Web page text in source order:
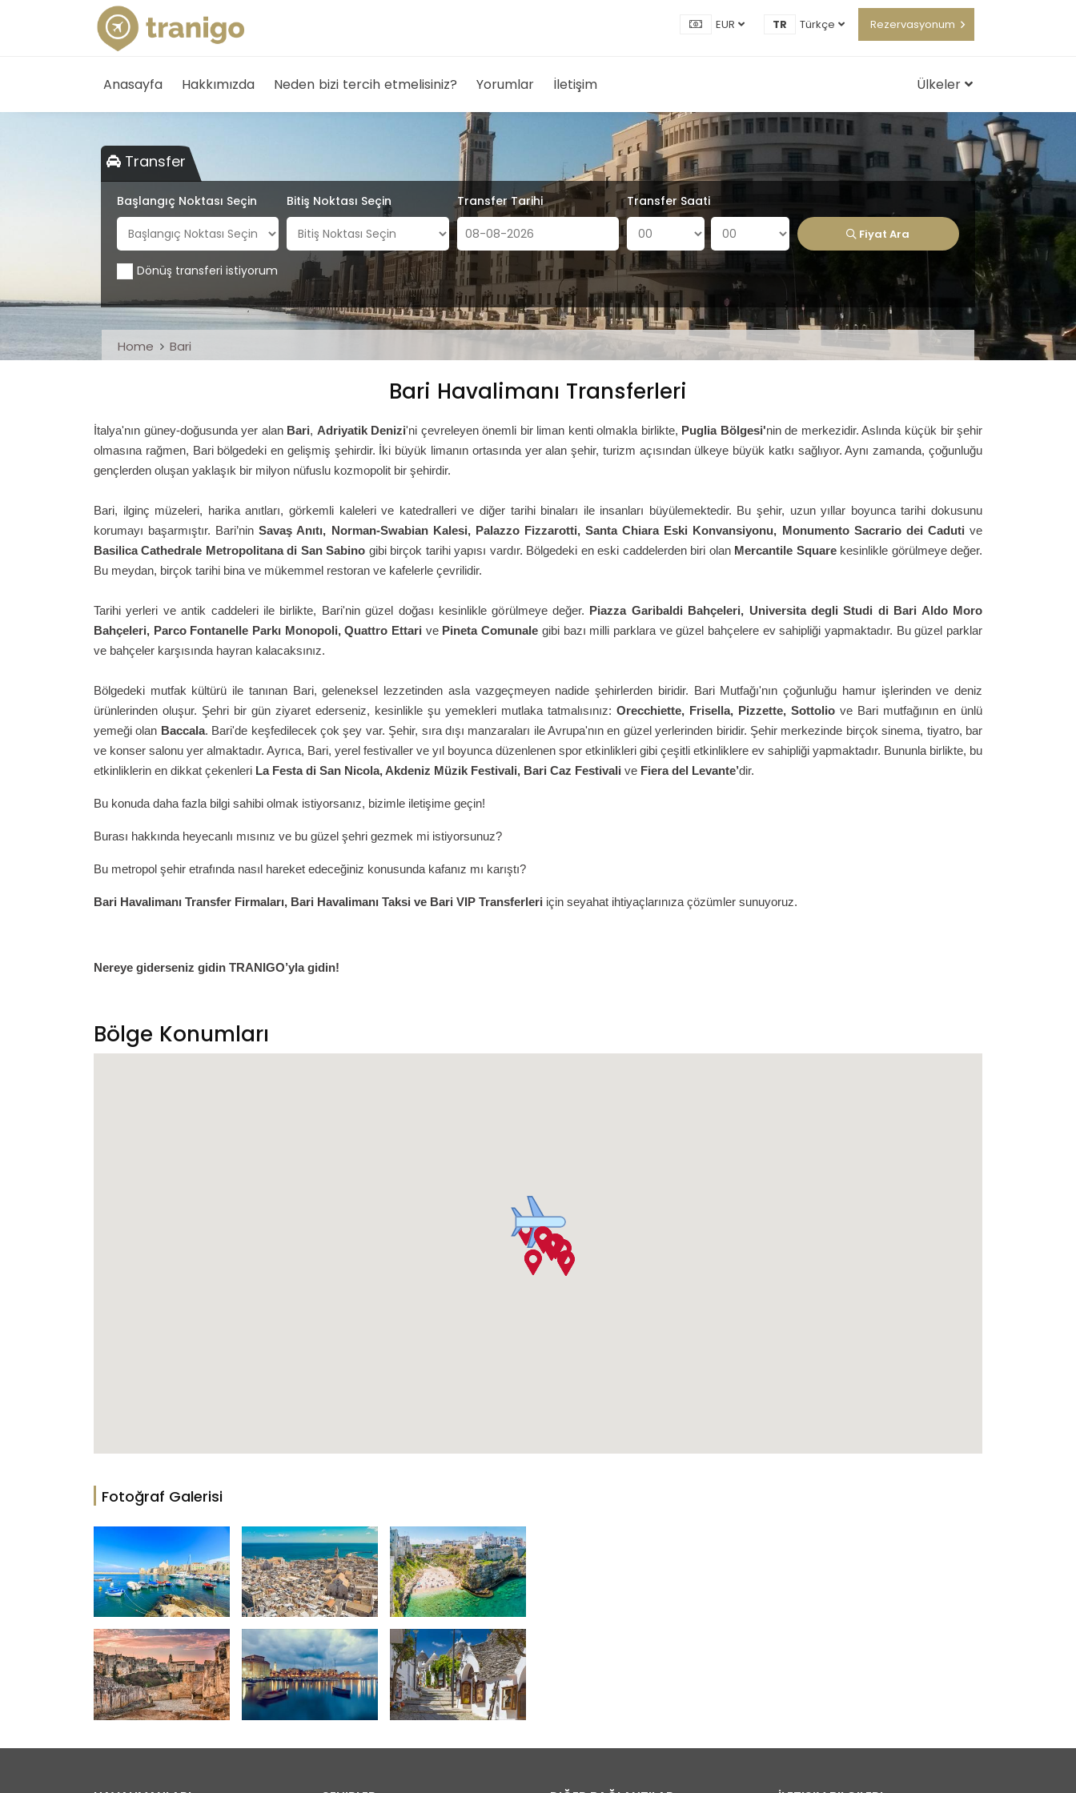
EUR TR Türkçe Rezervasyonum
Anasayfa Hakkımızda Neden bizi tercih etmelisiniz? Yorumlar İletişim Ülkeler
Transfer
Başlangıç Noktası Seçin Bitiş Noktası Seçin Transfer Tarihi Transfer Saati
Fiyat Ara
Dönüş transferi istiyorum
Home Bari
Bari Havalimanı Transferleri
İtalya'nın güney-doğusunda yer alan Bari, Adriyatik Denizi'ni çevreleyen önemli bir liman kenti olmakla birlikte, Puglia Bölgesi'nin de merkezidir. Aslında küçük bir şehir
olmasına rağmen, Bari bölgedeki en gelişmiş şehirdir. İki büyük limanın ortasında yer alan şehir, turizm açısından ülkeye büyük katkı sağlıyor. Aynı zamanda, çoğunluğu
gençlerden oluşan yaklaşık bir milyon nüfuslu kozmopolit bir şehirdir.
Bari, ilginç müzeleri, harika anıtları, görkemli kaleleri ve katedralleri ve diğer tarihi binaları ile insanları büyülemektedir. Bu şehir, uzun yıllar boyunca tarihi dokusunu
korumayı başarmıştır. Bari’ninSavaş Anıtı, Norman-Swabian Kalesi, Palazzo Fizzarotti, Santa Chiara Eski Konvansiyonu, Monumento Sacrario dei Cadutive
Basilica Cathedrale Metropolitana di San Sabino gibi birçok tarihi yapısı vardır. Bölgedeki en eski caddelerden biri olan Mercantile Squarekesinlikle görülmeye değer.
Bu meydan, birçok tarihi bina ve mükemmel restoran ve kafelerle çevrilidir.
Tarihi yerleri ve antik caddeleri ile birlikte, Bari'nin güzel doğası kesinlikle görülmeye değer. Piazza Garibaldi Bahçeleri, Universita degli Studi di Bari Aldo Moro
Bahçeleri, Parco Fontanelle Parkı Monopoli, Quattro Ettari vePineta Comunale gibi bazı milli parklara ve güzel bahçelere ev sahipliği yapmaktadır. Bu güzel parklar
ve bahçeler karşısında hayran kalacaksınız.
Bölgedeki mutfak kültürü ile tanınan Bari, geleneksel lezzetinden asla vazgeçmeyen nadide şehirlerden biridir. Bari Mutfağı'nın çoğunluğu hamur işlerinden ve deniz
ürünlerinden oluşur. Şehri bir gün ziyaret ederseniz, kesinlikle şu yemekleri mutlaka tatmalısınız: Orecchiette, Frisella, Pizzette, Sottolio ve Bari mutfağının en ünlü
yemeği olan Baccala. Bari'de keşfedilecek çok şey var. Şehir, sıra dışı manzaraları ile Avrupa'nın en güzel yerlerinden biridir. Şehir merkezinde birçok sinema, tiyatro, bar
ve konser salonu yer almaktadır. Ayrıca, Bari, yerel festivaller ve yıl boyunca düzenlenen spor etkinlikleri gibi çeşitli etkinliklere ev sahipliği yapmaktadır. Bununla birlikte, bu
etkinliklerin en dikkat çekenleri La Festa di San Nicola, Akdeniz Müzik Festivali, Bari Caz ​​Festivali ve Fiera del Levante’dir.
Bu konuda daha fazla bilgi sahibi olmak istiyorsanız, bizimle iletişime geçin!
Burası hakkında heyecanlı mısınız ve bu güzel şehri gezmek mi istiyorsunuz?
Bu metropol şehir etrafında nasıl hareket edeceğiniz konusunda kafanız mı karıştı?
Bari Havalimanı Transfer Firmaları, Bari Havalimanı Taksi ve Bari VIP Transferleri için seyahat ihtiyaçlarınıza çözümler sunuyoruz.
Nereye giderseniz gidin TRANIGO’yla gidin!
Bölge Konumları
Fotoğraf Galerisi